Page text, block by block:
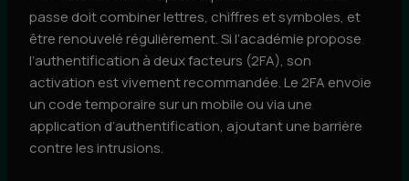
passe doit combiner lettres, chiffres et symboles, et
être renouvelé régulièrement. Si l’académie propose
l’authentification à deux facteurs (2FA), son
activation est vivement recommandée. Le 2FA envoie
un code temporaire sur un mobile ou via une
application d’authentification, ajoutant une barrière
contre les intrusions.